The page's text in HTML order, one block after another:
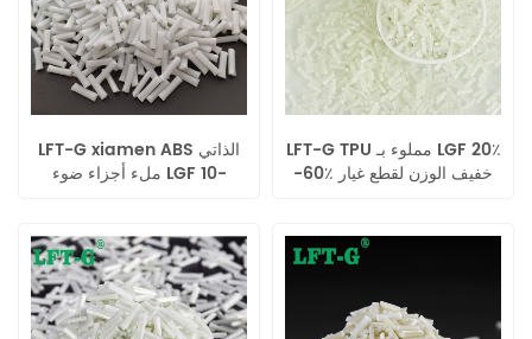
LFT-G xiamen ABS الذاتي
ملء أجزاء ضوء LGF 10-
LFT-G TPU مملوء بـ LGF 20٪
-60٪ خفيف الوزن لقطع غيار